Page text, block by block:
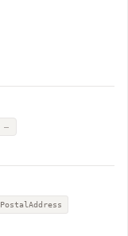
—
PostalAddress